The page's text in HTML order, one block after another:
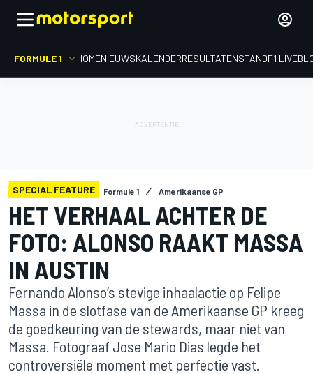
FORMULE 1 HOMENIEUWSKALENDERRESULTATENSTANDF1
SPECIAL FEATURE Formule 1 Amerikaanse GP
HET VERHAAL ACHTER DE
FOTO: ALONSO RAAKT MASSA
IN AUSTIN
Fernando Alonso’s stevige inhaalactie op Felipe
Massa in de slotfase van de Amerikaanse GP kreeg
de goedkeuring van de stewards, maar niet van
Massa. Fotograaf Jose Mario Dias legde het
controversiële moment met perfectie vast.